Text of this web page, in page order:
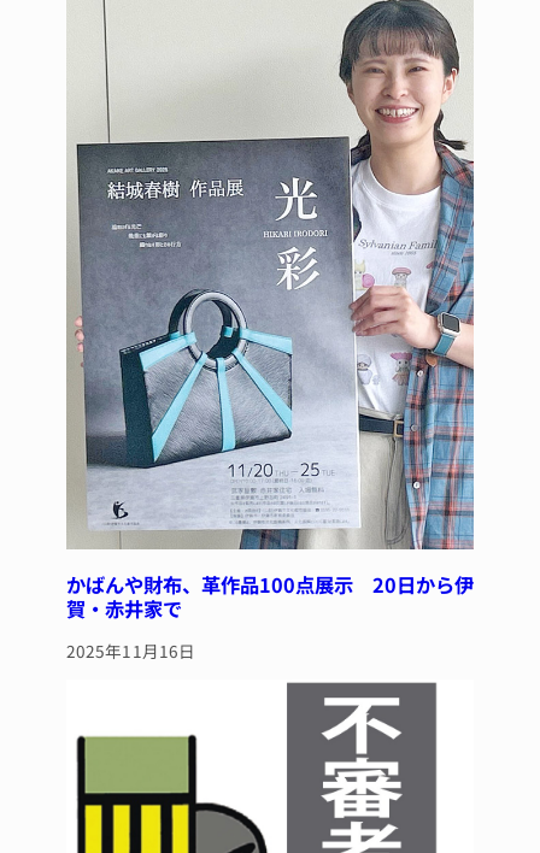
かばんや財布、革作品100点展示 20日から伊
賀・赤井家で
2025年11月16日